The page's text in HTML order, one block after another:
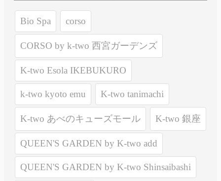
Bio Spa corso
CORSO by k-two 西宮ガーデンズ
K-two Esola IKEBUKURO
k-two kyoto emu K-two tanimachi
K-two あべのキューズモール K-two 銀座
QUEEN'S GARDEN by K-two add
QUEEN'S GARDEN by K-two Shinsaibashi